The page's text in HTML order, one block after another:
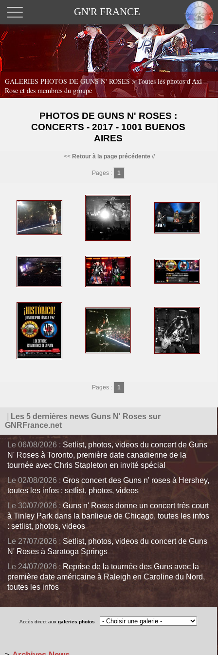
GN'R FRANCE
GALERIES PHOTOS DE GUNS N' ROSES >Toutes les photos d'Axl
Rose et des membres du groupe
PHOTOS DE GUNS N' ROSES :
CONCERTS - 2017 - 1001 BUENOS
AIRES
<< Retour à la page précédente//
Pages : 1
Pages : 1
Les 5 dernières news Guns N' Roses sur
GNRFrance.net
Le 06/08/2026 : Setlist, photos, videos du concert de Guns
N' Roses à Toronto, première date canadienne de la
tournée avec Chris Stapleton en invité spécial
Le 02/08/2026 : Gros concert des Guns n' roses à Hershey,
toutes les infos : setlist, photos, videos
Le 30/07/2026 : Guns n' Roses donne un concert très court
à Tinley Park dans la banlieue de Chicago, toutes les infos
: setlist, photos, videos
Le 27/07/2026 : Setlist, photos, videos du concert de Guns
N' Roses à Saratoga Springs
Le 24/07/2026 : Reprise de la tournée des Guns avec la
première date américaine à Raleigh en Caroline du Nord,
toutes les infos
Accès direct auxgaleries photos :